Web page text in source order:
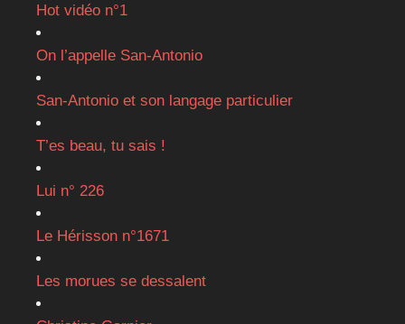
Hot vidéo n°1
On l’appelle San-Antonio
San-Antonio et son langage particulier
T’es beau, tu sais !
Lui n° 226
Le Hérisson n°1671
Les morues se dessalent